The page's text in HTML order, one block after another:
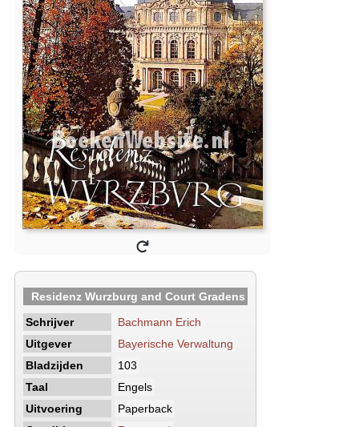
Residenz Wurzburg and Court Gradens
Schrijver
Bachmann Erich
Uitgever
Bayerische Verwaltung
Bladzijden
103
Taal
Engels
Uitvoering
Paperback